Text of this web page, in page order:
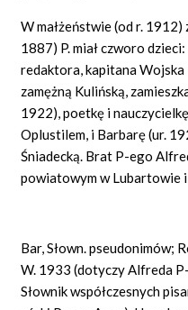
W małżeństwie (od r. 1912)
1887) P. miał czworo
redaktora, kapitana
zamężną Kulińską,
1922), poetkę i
Oplustilem, i Barbarę (ur.
Śniadecką. Brat P-ego
powiatowym w Lubartowie
Bar, Słown. pseudonimów;
W. 1933 (dotyczy Alfreda
Słownik współczesnych